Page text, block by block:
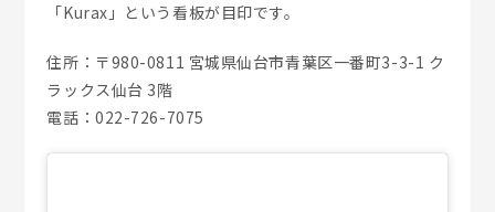
「Kurax」という看板が目印です。
住所：〒980-0811 宮城県仙台市青葉区一番町3-3-1 ク
ラックス仙台 3階
電話：022-726-7075